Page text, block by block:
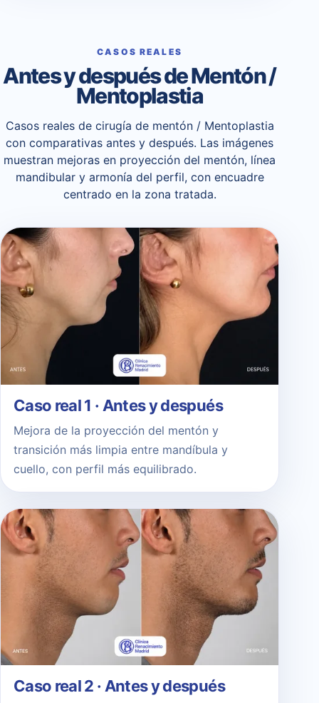
CASOS REALES
Antes y después de Mentón /
Mentoplastia
Casos reales de cirugía de mentón / Mentoplastia
con comparativas antes y después. Las imágenes
muestran mejoras en proyección del mentón, línea
mandibular y armonía del perfil, con encuadre
centrado en la zona tratada.
Caso real 1 · Antes y después
Mejora de la proyección del mentón y
transición más limpia entre mandíbula y
cuello, con perfil más equilibrado.
Caso real 2 · Antes y después